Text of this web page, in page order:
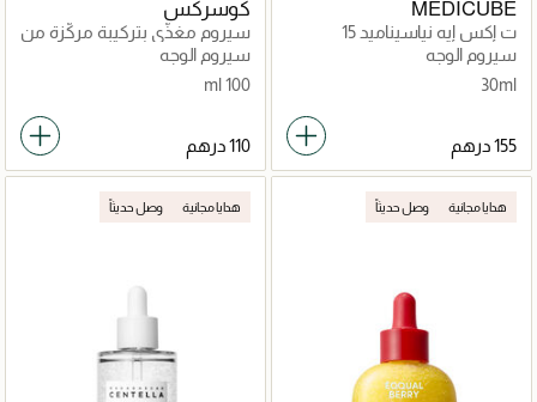
MEDICUBE
ت إكس إيه نياسيناميد 15
سيروم الوجه
30ml
كوسركس
سيروم مغذّي بتركيبة مركّزة من
خلاصة الحلزون 96
سيروم الوجه
100 ml
هدايا مجانية وصل حديثاً هدايا مجانية وصل حديثاً